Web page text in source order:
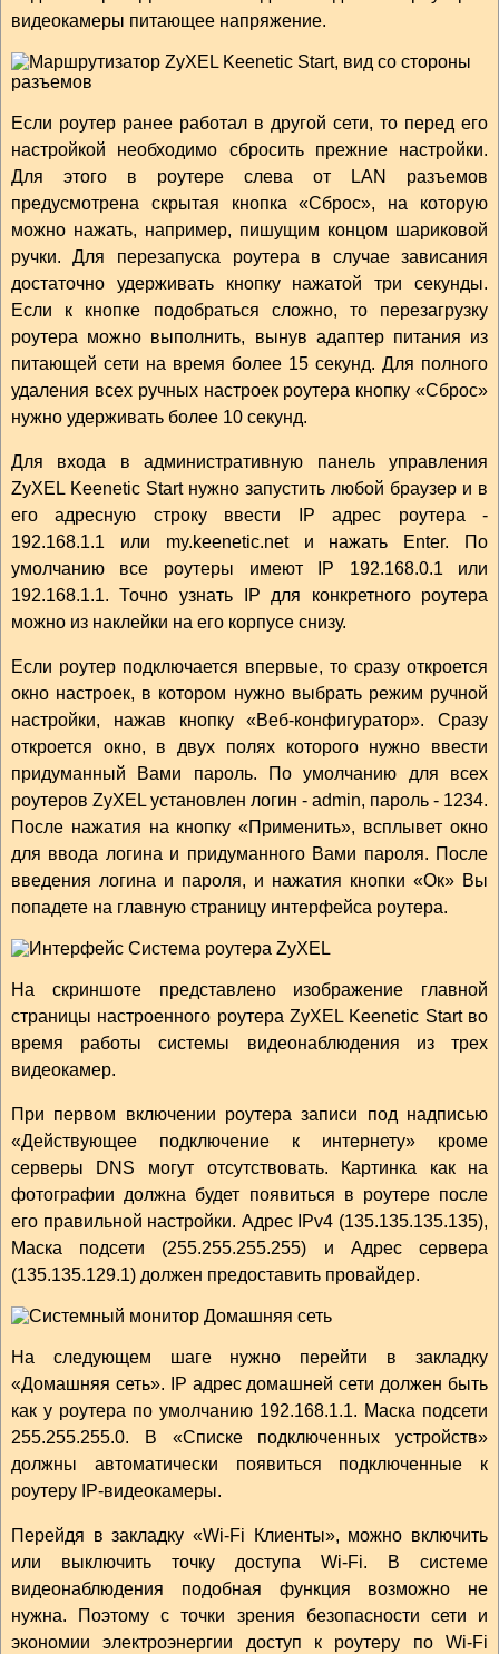
видеокамеры питающее напряжение.
Если роутер ранее работал в другой сети, то перед его
настройкой необходимо сбросить прежние настройки.
Для этого в роутере слева от LAN разъемов
предусмотрена скрытая кнопка «Сброс», на которую
можно нажать, например, пишущим концом шариковой
ручки. Для перезапуска роутера в случае зависания
достаточно удерживать кнопку нажатой три секунды.
Если к кнопке подобраться сложно, то перезагрузку
роутера можно выполнить, вынув адаптер питания из
питающей сети на время более 15 секунд. Для полного
удаления всех ручных настроек роутера кнопку «Сброс»
нужно удерживать более 10 секунд.
Для входа в административную панель управления
ZyXEL Keenetic Start нужно запустить любой браузер и в
его адресную строку ввести IP адрес роутера -
192.168.1.1 или my.keenetic.net и нажать Enter. По
умолчанию все роутеры имеют IP 192.168.0.1 или
192.168.1.1. Точно узнать IP для конкретного роутера
можно из наклейки на его корпусе снизу.
Если роутер подключается впервые, то сразу откроется
окно настроек, в котором нужно выбрать режим ручной
настройки, нажав кнопку «Веб-конфигуратор». Сразу
откроется окно, в двух полях которого нужно ввести
придуманный Вами пароль. По умолчанию для всех
роутеров ZyXEL установлен логин - admin, пароль - 1234.
После нажатия на кнопку «Применить», всплывет окно
для ввода логина и придуманного Вами пароля. После
введения логина и пароля, и нажатия кнопки «Ок» Вы
попадете на главную страницу интерфейса роутера.
На скриншоте представлено изображение главной
страницы настроенного роутера ZyXEL Keenetic Start во
время работы системы видеонаблюдения из трех
видеокамер.
При первом включении роутера записи под надписью
«Действующее подключение к интернету» кроме
серверы DNS могут отсутствовать. Картинка как на
фотографии должна будет появиться в роутере после
его правильной настройки. Адрес IPv4 (135.135.135.135),
Маска подсети (255.255.255.255) и Адрес сервера
(135.135.129.1) должен предоставить провайдер.
На следующем шаге нужно перейти в закладку
«Домашняя сеть». IP адрес домашней сети должен быть
как у роутера по умолчанию 192.168.1.1. Маска подсети
255.255.255.0. В «Списке подключенных устройств»
должны автоматически появиться подключенные к
роутеру IP-видеокамеры.
Перейдя в закладку «Wi-Fi Клиенты», можно включить
или выключить точку доступа Wi-Fi. В системе
видеонаблюдения подобная функция возможно не
нужна. Поэтому с точки зрения безопасности сети и
экономии электроэнергии доступ к роутеру по Wi-Fi